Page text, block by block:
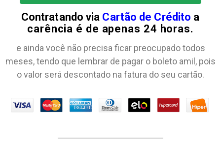
Contratando via Cartão de Crédito a
carência é de apenas 24 horas.
e ainda você não precisa ficar preocupado todos
meses, tendo que lembrar de pagar o boleto amil, pois
o valor será descontado na fatura do seu cartão.